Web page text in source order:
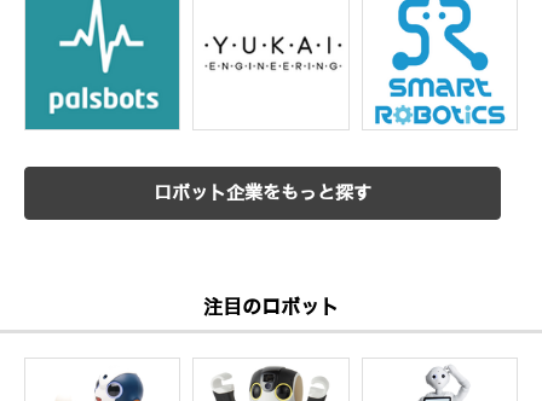
ロボット企業をもっと探す
注目のロボット